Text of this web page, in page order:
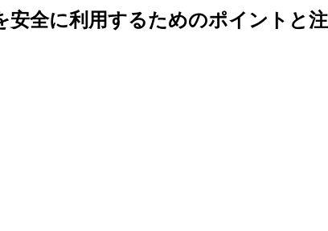
全に利用するためのポイントと